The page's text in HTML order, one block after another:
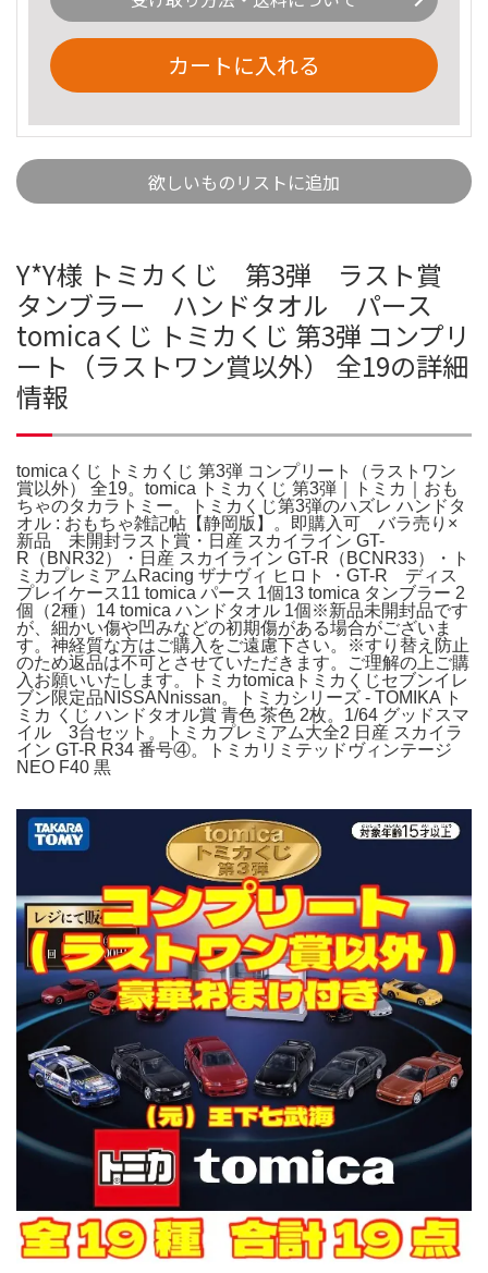
カートに入れる
欲しいものリストに追加
Y*Y様 トミカくじ 第3弾 ラスト賞
タンブラー ハンドタオル パース
tomicaくじ トミカくじ 第3弾 コンプリ
ート（ラストワン賞以外） 全19の詳細
情報
tomicaくじ トミカくじ 第3弾 コンプリート（ラストワン
賞以外） 全19。tomica トミカくじ 第3弾｜トミカ｜おも
ちゃのタカラトミー。トミカくじ第3弾のハズレ ハンドタ
オル : おもちゃ雑記帖【静岡版】。即購入可 バラ売り×
新品 未開封ラスト賞・日産 スカイライン GT-
R（BNR32）・日産 スカイライン GT-R（BCNR33）・ト
ミカプレミアムRacing ザナヴィ ヒロト ・GT-R ディス
プレイケース11 tomica パース 1個13 tomica タンブラー 2
個（2種）14 tomica ハンドタオル 1個※新品未開封品です
が、細かい傷や凹みなどの初期傷がある場合がございま
す。神経質な方はご購入をご遠慮下さい。※すり替え防止
のため返品は不可とさせていただきます。ご理解の上ご購
入お願いいたします。トミカtomicaトミカくじセブンイレ
ブン限定品NISSANnissan。トミカシリーズ - TOMIKA ト
ミカ くじ ハンドタオル賞 青色 茶色 2枚。1/64 グッドスマ
イル 3台セット。トミカプレミアム大全2 日産 スカイラ
イン GT-R R34 番号④。トミカリミテッドヴィンテージ
NEO F40 黒